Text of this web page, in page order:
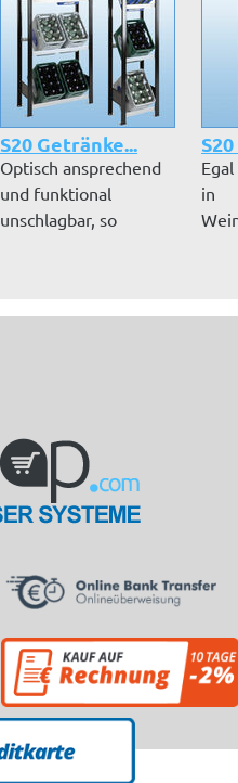
S20 Getränke...
Optisch ansprechend
und funktional
unschlagbar, so
in